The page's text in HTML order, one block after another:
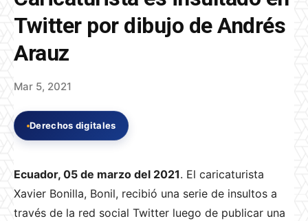
Twitter por dibujo de Andrés
Arauz
Mar 5, 2021
Derechos digitales
Ecuador, 05 de marzo del 2021. El caricaturista
Xavier Bonilla, Bonil, recibió una serie de insultos a
través de la red social Twitter luego de publicar una